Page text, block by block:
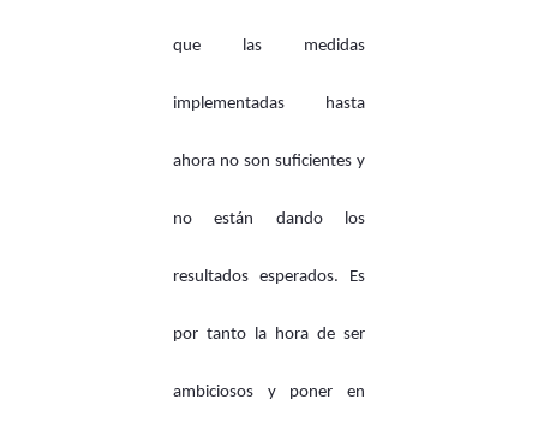
que las medidas
implementadas hasta
ahora no son suficientes y
no están dando los
resultados esperados. Es
por tanto la hora de ser
ambiciosos y poner en